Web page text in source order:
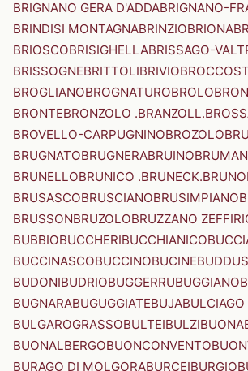
BRIGNANO GERA D'ADDABRIGNANO-
BRINDISI MONTAGNABRINZIOBRIONA
BRIOSCOBRISIGHELLABRISSAGO-
BRISSOGNEBRITTOLIBRIVIO
BROGLIANOBROGNATUROBROLO
BRONTEBRONZOLO .BRANZOLL.
BROVELLO-CARPUGNINOBROZOLO
BRUGNATOBRUGNERABRUINO
BRUNELLOBRUNICO .BRUNECK.BRUNO
BRUSASCOBRUSCIANOBRUSIMPIANO
BRUSSONBRUZOLOBRUZZANO
BUBBIOBUCCHERIBUCCHIANICO
BUCCINASCOBUCCINOBUCINE
BUDONIBUDRIOBUGGERRUBUGGIANO
BUGNARABUGUGGIATEBUJABULCIAGO
BULGAROGRASSOBULTEIBULZI
BUONALBERGOBUONCONVENTO
BURAGO DI MOLGORABURCEIBURGIO